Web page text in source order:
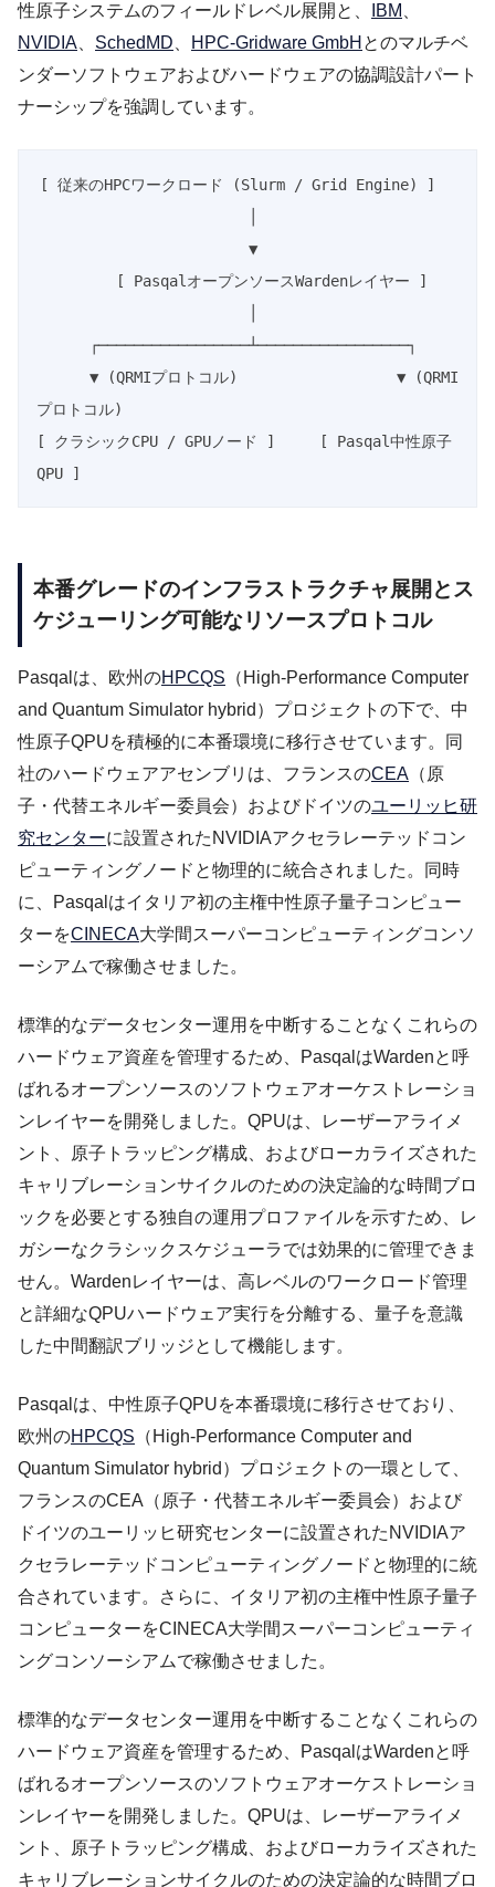
性原子システムのフィールドレベル展開と、
IBM
NVIDIA
SchedMD HPC-Gridware GmbH とのマルチベ
ンダーソフトウェアおよびハードウェアの協調設計パート
ナーシップを強調しています。
[ 従来のHPCワークロード (Slurm / Grid Engine) ]
プロトコル)
[ クラシックCPU / GPUノード ]     [ Pasqal中性原子
本番グレードのインフラストラクチャ展開とス
ケジューリング可能なリソースプロトコル
Pasqalは、欧州のHPCQS （High-Performance Computer
and Quantum Simulator hybrid）プロジェクトの下で、中
性原子QPUを積極的に本番環境に移行させています。同
社のハードウェアアセンブリは、フランスのCEA （原
子・代替エネルギー委員会）およびドイツのユーリッヒ研
究センターに設置されたNVIDIAアクセラレーテッドコン
ピューティングノードと物理的に統合されました。同時
に、Pasqalはイタリア初の主権中性原子量子コンピュー
ターをCINECA大学間スーパーコンピューティングコンソ
ーシアムで稼働させました。
標準的なデータセンター運用を中断することなくこれらの
ハードウェア資産を管理するため、PasqalはWardenと呼
ばれるオープンソースのソフトウェアオーケストレーショ
ンレイヤーを開発しました。QPUは、レーザーアライメ
ント、原子トラッピング構成、およびローカライズされた
キャリブレーションサイクルのための決定論的な時間ブロ
ックを必要とする独自の運用プロファイルを示すため、レ
ガシーなクラシックスケジューラでは効果的に管理できま
せん。Wardenレイヤーは、高レベルのワークロード管理
と詳細なQPUハードウェア実行を分離する、量子を意識
した中間翻訳ブリッジとして機能します。
Pasqalは、中性原子QPUを本番環境に移行させており、
欧州のHPCQS （High-Performance Computer and
Quantum Simulator hybrid）プロジェクトの一環として、
フランスのCEA（原子・代替エネルギー委員会）および
ドイツのユーリッヒ研究センターに設置されたNVIDIAア
クセラレーテッドコンピューティングノードと物理的に統
合されています。さらに、イタリア初の主権中性原子量子
コンピューターをCINECA大学間スーパーコンピューティ
ングコンソーシアムで稼働させました。
標準的なデータセンター運用を中断することなくこれらの
ハードウェア資産を管理するため、PasqalはWardenと呼
ばれるオープンソースのソフトウェアオーケストレーショ
ンレイヤーを開発しました。QPUは、レーザーアライメ
ント、原子トラッピング構成、およびローカライズされた
キャリブレーションサイクルのための決定論的な時間ブロ